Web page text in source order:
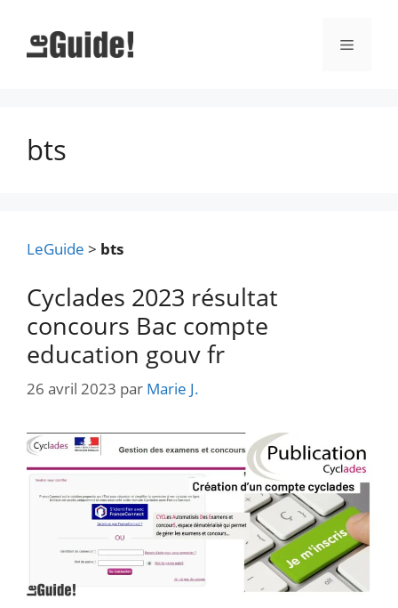
contenu
Menu
bts
LeGuide > bts
Cyclades 2023 résultat
concours Bac compte
education gouv fr
26 avril 2023 par Marie J.